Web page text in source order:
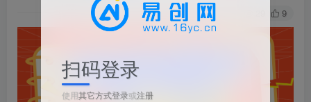
9
扫码登录
使用其它方式登录或注册